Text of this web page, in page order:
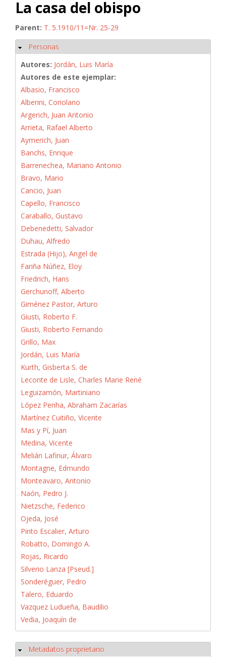
La casa del obispo
Parent: T. 5.1910/11=Nr. 25-29
Ocultar
Personas
Autores: Jordán, Luis María
Autores de este ejemplar:
Albasio, Francisco
Alberini, Coriolano
Argerich, Juan Antonio
Arrieta, Rafael Alberto
Aymerich, Juan
Banchs, Enrique
Barrenechea, Mariano Antonio
Bravo, Mario
Cancio, Juan
Capello, Francisco
Caraballo, Gustavo
Debenedetti, Salvador
Duhau, Alfredo
Estrada (Hijo), Angel de
Fariña Núñez, Eloy
Friedrich, Hans
Gerchunoff, Alberto
Giménez Pastor, Arturo
Giusti, Roberto F.
Giusti, Roberto Fernando
Grillo, Max
Jordán, Luis María
Kurth, Gisberta S. de
Leconte de Lisle, Charles Marie René
Leguizamón, Martiniano
López Penha, Abraham Zacarías
Martínez Cuitiño, Vicente
Mas y Pí, Juan
Medina, Vicente
Melián Lafinur, Álvaro
Montagne, Edmundo
Monteavaro, Antonio
Naón, Pedro J.
Nietzsche, Federico
Ojeda, José
Pinto Escalier, Arturo
Robatto, Domingo A.
Rojas, Ricardo
Silverio Lanza [Pseud.]
Sonderéguer, Pedro
Talero, Eduardo
Vazquez Ludueña, Baudilio
Vedia, Joaquín de
Ocultar
Metadatos proprietario